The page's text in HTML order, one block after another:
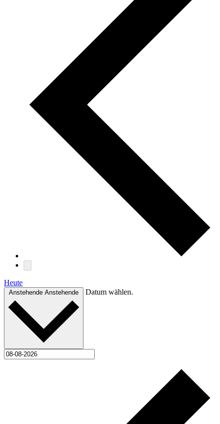
Heute
Anstehende Anstehende Datum wählen.